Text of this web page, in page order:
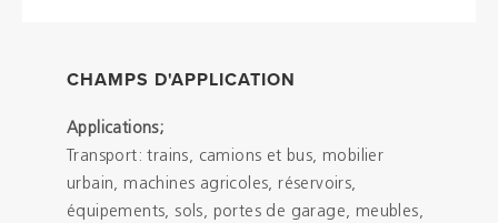
CHAMPS D'APPLICATION
Applications;
Transport: trains, camions et bus, mobilier
urbain, machines agricoles, réservoirs,
équipements, sols, portes de garage, meubles,